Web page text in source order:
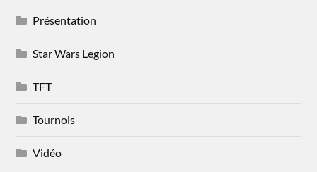
Présentation
Star Wars Legion
TFT
Tournois
Vidéo